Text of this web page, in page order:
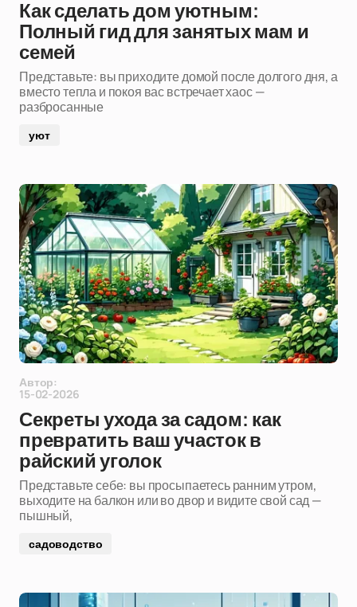
Как сделать дом уютным:
Полный гид для занятых мам и
семей
Представьте: вы приходите домой после долгого дня, а
вместо тепла и покоя вас встречает хаос —
разбросанные
уют
Автор:
15-02-2026
Секреты ухода за садом: как
превратить ваш участок в
райский уголок
Представьте себе: вы просыпаетесь ранним утром,
выходите на балкон или во двор и видите свой сад —
пышный,
садоводство